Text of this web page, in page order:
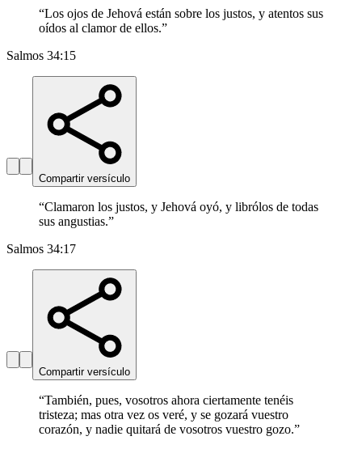
“Los ojos de Jehová están sobre los justos, y atentos sus
oídos al clamor de ellos.”
Salmos 34:15
Compartir versículo
“Clamaron los justos, y Jehová oyó, y librólos de todas
sus angustias.”
Salmos 34:17
Compartir versículo
“También, pues, vosotros ahora ciertamente tenéis
tristeza; mas otra vez os veré, y se gozará vuestro
corazón, y nadie quitará de vosotros vuestro gozo.”